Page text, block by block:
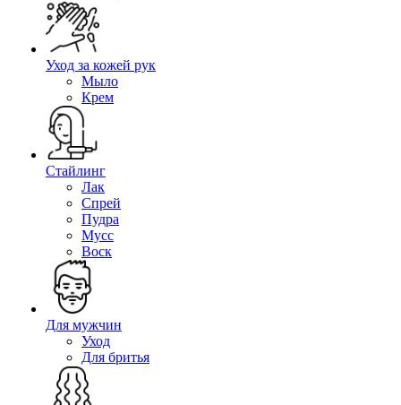
Уход за кожей рук
Мыло
Крем
Стайлинг
Лак
Спрей
Пудра
Мусс
Воск
Для мужчин
Уход
Для бритья